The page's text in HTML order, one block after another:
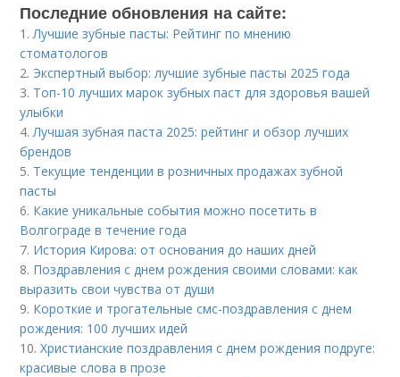
Последние обновления на сайте:
1.Лучшие зубные пасты: Рейтинг по мнению
стоматологов
2. Экспертный выбор: лучшие зубные пасты 2025 года
3. Топ-10 лучших марок зубных паст для здоровья вашей
улыбки
4.Лучшая зубная паста 2025: рейтинг и обзор лучших
брендов
5. Текущие тенденции в розничных продажах зубной
пасты
6. Какие уникальные события можно посетить в
Волгограде в течение года
7. История Кирова: от основания до наших дней
8. Поздравления с днем рождения своими словами: как
выразить свои чувства от души
9. Короткие и трогательные смс-поздравления с днем
рождения: 100 лучших идей
10.Христианские поздравления с днем рождения подруге:
красивые слова в прозе